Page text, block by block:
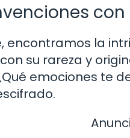
con
encontramos la
su rareza y
emociones te